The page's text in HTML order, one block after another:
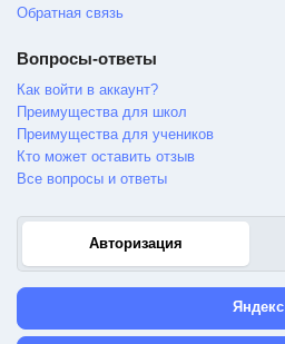
Обратная связь
Вопросы-ответы
Как войти в аккаунт?
Преимущества для школ
Преимущества для учеников
Кто может оставить отзыв
Все вопросы и ответы
Авторизация
Яндекс